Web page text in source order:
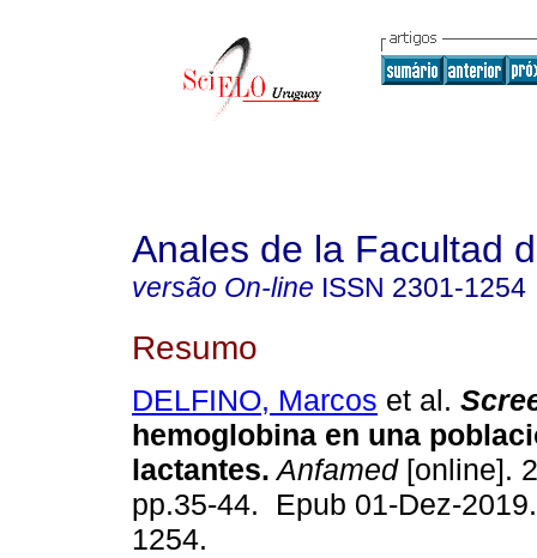
Anales de la Facultad
versão On-line ISSN 2301-1254
Resumo
DELFINO, Marcos et al.
hemoglobina en una
lactantes. Anfamed[online].
pp.35-44. Epub 01-Dez-
1254.